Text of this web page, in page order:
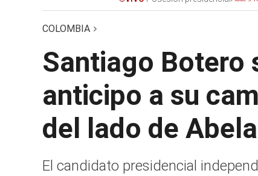
COLOMBIA
Santiago Botero
anticipo a su
del lado de
El candidato presidencial